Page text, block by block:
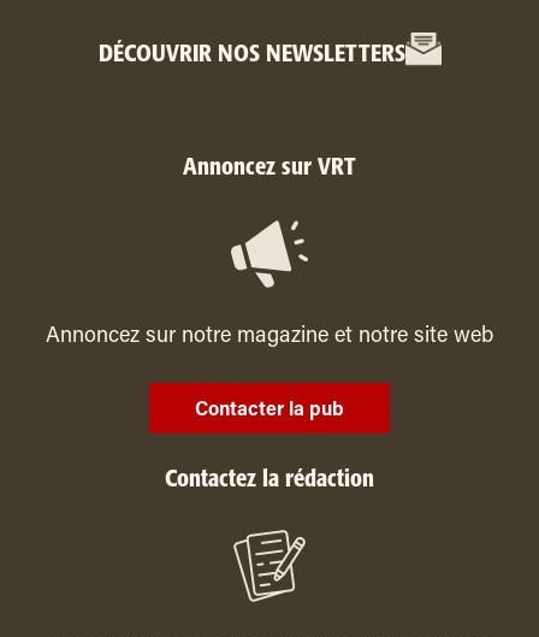
DÉCOUVRIR NOS NEWSLETTERS
Annoncez sur VRT
Annoncez sur notre magazine et notre site web
Contacter la pub
Contactez la rédaction